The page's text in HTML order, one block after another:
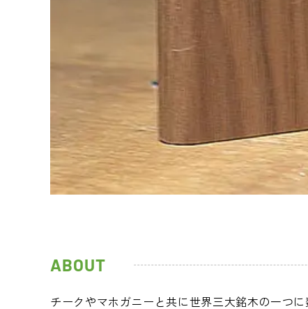
ABOUT
チークやマホガニーと共に世界三大銘木の一つ